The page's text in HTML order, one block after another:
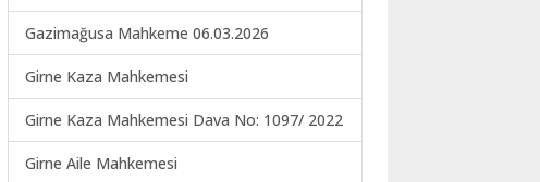
Gazimağusa Mahkeme 06.03.2026
Girne Kaza Mahkemesi
Girne Kaza Mahkemesi Dava No: 1097/ 2022
Girne Aile Mahkemesi